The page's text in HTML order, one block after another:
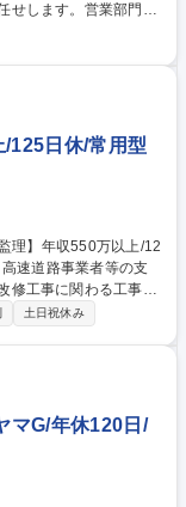
せします。営業部門と
ィス、工場、ホテルな
完了できるよう対応
ただき、計画通りに
配：受注案件ごとに
行います。協力業者へ
/125日休/常用型
修工事に関わる工事監
加える業務は発生いた
土日祝休み
マG/年休120日/